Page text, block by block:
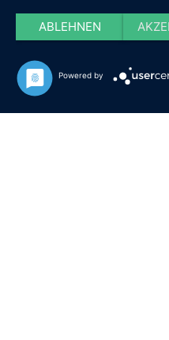
ABLEHNEN
Powered by